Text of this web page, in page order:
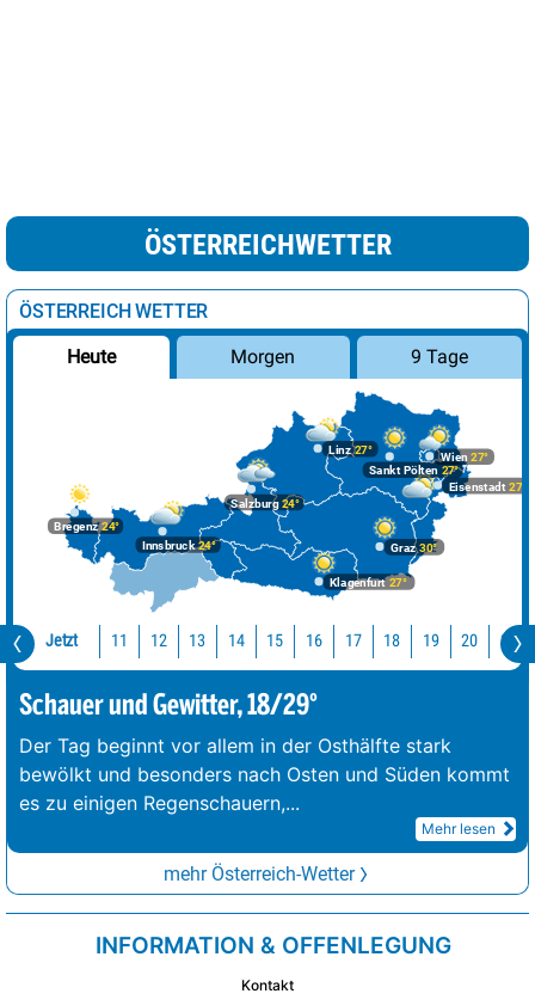
ÖSTERREICHWETTER
ÖSTERREICH WETTER
Heute Morgen 9 Tage
Bregenz24°
Graz30°
Innsbruck24°
Klagenfurt 27°
Linz27°
Salzburg24°
Wien 27°
Eisenstadt 27°
Sankt Pölten 27°
Jetzt 11 12 13 14 15 16 17 18 19 20 21
Schauer und Gewitter, 18/29°
Der Tag beginnt vor allem in der Osthälfte stark
bewölkt und besonders nach Osten und Süden kommt
es zu einigen Regenschauern,...
Mehr lesen
mehr Österreich-Wetter
INFORMATION & OFFENLEGUNG
Kontakt